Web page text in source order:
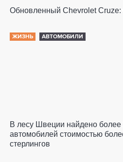
Обновленный Chevrolet Cruze:
ЖИЗНЬ АВТОМОБИЛИ
В лесу Швеции найдено более
автомобилей стоимостью
стерлингов